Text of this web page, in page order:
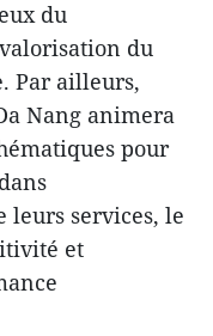
du
du
Par ailleurs,
Nang animera
pour
leurs services, le
et